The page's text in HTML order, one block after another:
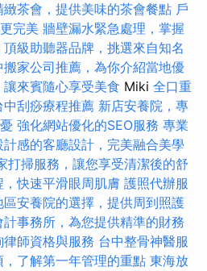
緻茶會，提供美味的茶會餐點 戶
完美 牆壁漏水緊急處理，掌握
頂級助聽器品牌，挑選來自知名
搬家公司推薦，為你介紹當地優
讓來賓隨心享受美食 Miki 全口重
中刮痧療程推薦 新店安養院，專
強化網站優化的SEO服務 專業
計感的客廳設計，完美融合美學
打掃服務，讓您享受清潔後的舒
快速平滑眼周肌膚 護照代辦服
區安養院的選擇，提供周到照護
計事務所，為您提供精準的財務
師資格與服務 台中整骨神醫服
了解第一年管理的重點 東海放